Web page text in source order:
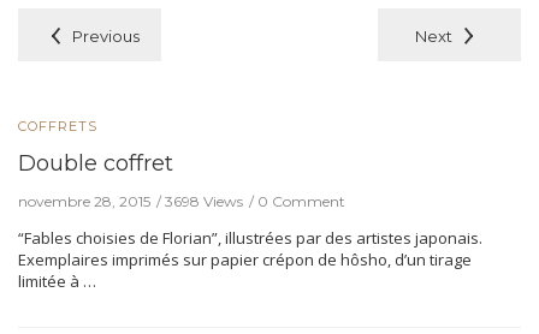
Previous Next
COFFRETS
Double coffret
novembre 28, 2015 3698 Views 0 Comment
“Fables choisies de Florian”, illustrées par des artistes japonais.
Exemplaires imprimés sur papier crépon de hôsho, d’un tirage
limitée à …